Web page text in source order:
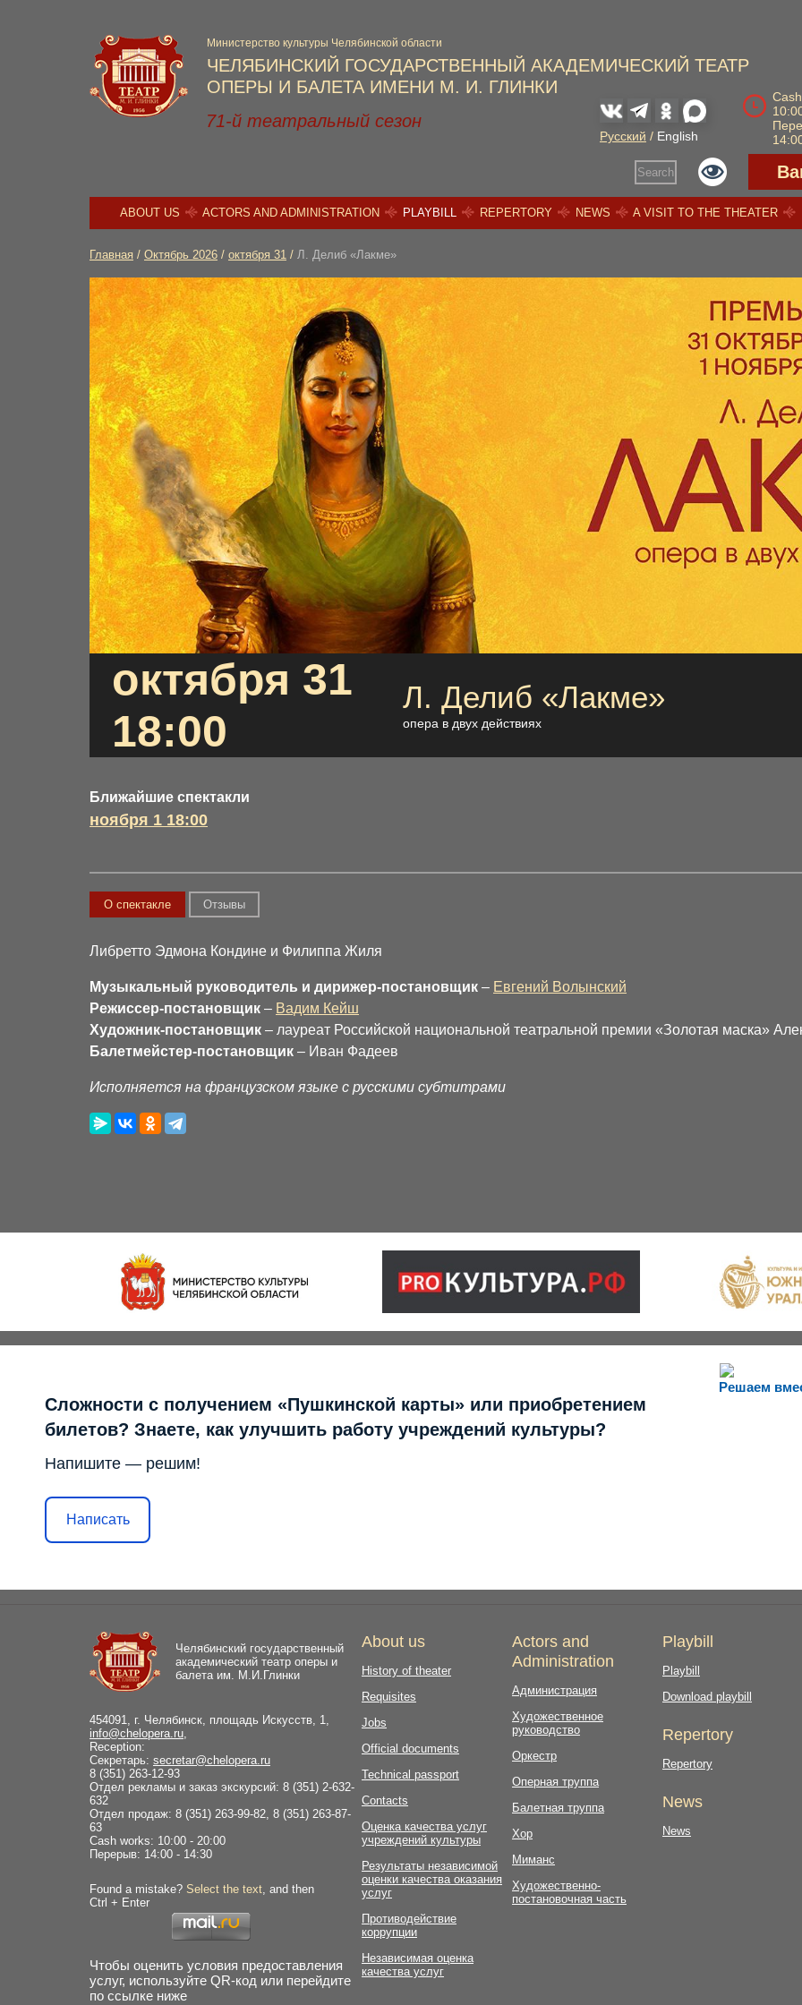
ЧЕЛЯБИНСКИЙ ГОСУДАРСТВЕННЫЙ АКАДЕМИЧЕСКИЙ ТЕАТР
ОПЕРЫ И БАЛЕТА ИМЕНИ М. И. ГЛИНКИ
Министерство культуры Челябинской области
Русский / English
71-й театральный сезон
Search
ABOUT US ACTORS AND ADMINISTRATION PLAYBILL REPERTORY NEWS A VISIT TO THE THEATER
Главная / Октябрь 2026 / октября 31 / Л. Делиб «Лакме»
октября 31
18:00
Л. Делиб «Лакме»
опера в двух действиях
Ближайшие спектакли
ноября 1 18:00
О спектакле Отзывы
Либретто Эдмона Кондине и Филиппа Жиля
Музыкальный руководитель и дирижер-постановщик – Евгений Волынский
Режиссер-постановщик – Вадим Кейш
Художник-постановщик – лауреат Российской национальной театральной премии «Золотая маска»
Балетмейстер-постановщик – Иван Фадеев
Исполняется на французском языке с русскими субтитрами
Решаем
Сложности с получением «Пушкинской карты» или приобретением
билетов? Знаете, как улучшить работу учреждений культуры?
Напишите — решим!
Написать
Челябинский государственный
академический театр оперы и
балета им. М.И.Глинки
454091, г. Челябинск, площадь Искусств, 1,
info@chelopera.ru
Reception:
Секретарь: secretar@chelopera.ru
8 (351) 263-12-93
Отдел рекламы и заказ экскурсий: 8 (351) 2-632-
632
Отдел продаж: 8 (351) 263-99-82, 8 (351) 263-87-
63
Cash works: 10:00 - 20:00
Перерыв: 14:00 - 14:30
Found a mistake? Select the text , and then
Ctrl + Enter
Чтобы оценить условия предоставления
услуг, используйте QR-код или перейдите
по ссылке ниже
About us
History of theater
Requisites
Jobs
Official documents
Technical passport
Contacts
Оценка качества услуг
учреждений культуры
Результаты независимой
оценки качества оказания
услуг
Противодействие
коррупции
Независимая оценка
качества услуг
Actors and
Administration
Администрация
Художественное
руководство
Оркестр
Оперная труппа
Балетная труппа
Хор
Миманс
Художественно-
постановочная часть
Playbill
Playbill
Download playbill
Repertory
Repertory
News
News